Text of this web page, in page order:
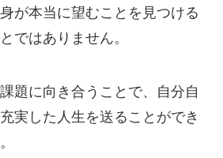
が本当に望むことを見つける
ではありません。
題に向き合うことで、自分自
実した人生を送ることができ